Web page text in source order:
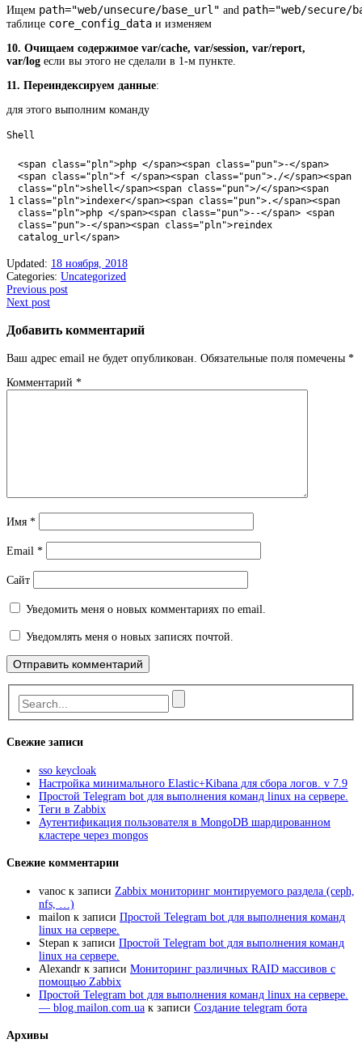
Ищем path="web/unsecure/base_url" and path="web/secure/
таблице core_config_data и изменяем
10. Очищаем содержимое var/cache, var/session, var/report,
var/log если вы этого не сделали в 1-м пункте.
11. Переиндексируем данные:
для этого выполним команду
Shell
1
<span class="pln">php </span><span class="pun">-</span>
<span class="pln">f </span><span class="pun">. /</span><span
class="pln">shell</span><span class="pun">/</span><span
class="pln">indexer</span><span class="pun">.</span><span
class="pln">php </span><span class="pun">--</span> <span
class="pun">-</span><span class="pln">reindex
catalog_url</span>
Updated: 18 ноября, 2018
Categories: Uncategorized
Post
navigation
Previous post
Next post
Добавить комментарий
Ваш адрес email не будет опубликован. Обязательные поля помечены *
Комментарий *
Имя *
Email *
Сайт
Уведомить меня о новых комментариях по email.
Уведомлять меня о новых записях почтой.
Свежие записи
sso keycloak
Настройка минимального Elastic+Kibana для сбора логов. v 7.9
Простой Telegram bot для выполнения команд linux на сервере.
Теги в Zabbix
Аутентификация пользователя в MongoDB шардированном
кластере через mongos
Свежие комментарии
vanoc к записи Zabbix мониторинг монтируемого раздела (ceph,
nfs, …)
mailon к записи Простой Telegram bot для выполнения команд
linux на сервере.
Stepan к записи Простой Telegram bot для выполнения команд
linux на сервере.
Alexandr к записи Мониторинг различных RAID массивов с
помощью Zabbix
Простой Telegram bot для выполнения команд linux на сервере.
— blog.mailon.com.ua к записи Создание telegram бота
Архивы